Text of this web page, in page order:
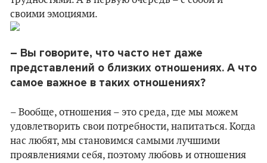
своими эмоциями.
– Вы говорите, что часто нет даже
представлений о близких отношениях. А что
самое важное в таких отношениях?
– Вообще, отношения – это среда, где мы можем
удовлетворить свои потребности, напитаться. Когда
нас любят, мы становимся самыми лучшими
проявлениями себя, поэтому любовь и отношения